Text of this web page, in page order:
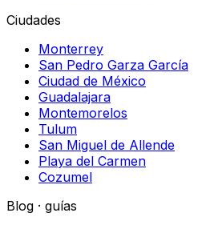
Ciudades
Monterrey
San Pedro Garza García
Ciudad de México
Guadalajara
Montemorelos
Tulum
San Miguel de Allende
Playa del Carmen
Cozumel
Blog · guías